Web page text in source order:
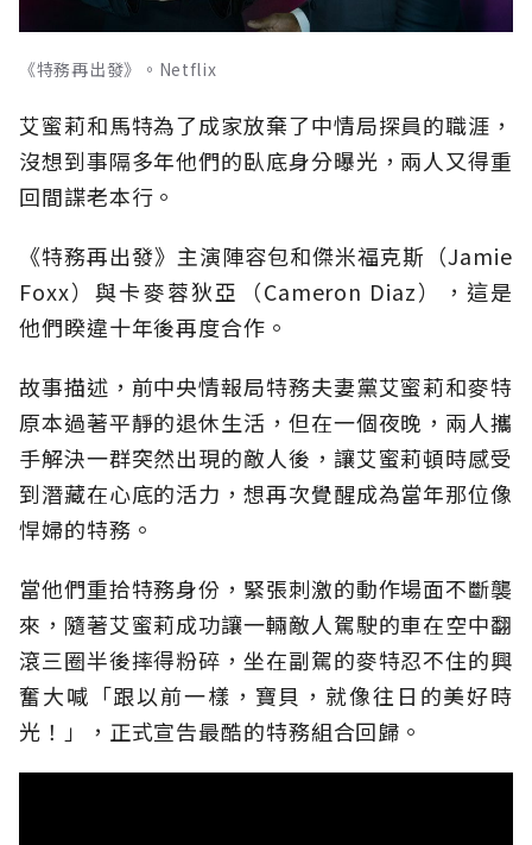
《特務再出發》。Netflix
艾蜜莉和馬特為了成家放棄了中情局探員的職涯，
沒想到事隔多年他們的臥底身分曝光，兩人又得重
回間諜老本行。
《特務再出發》主演陣容包和傑米福克斯（Jamie
Foxx）與卡麥蓉狄亞（Cameron Diaz），這是
他們睽違十年後再度合作。
故事描述，前中央情報局特務夫妻黨艾蜜莉和麥特
原本過著平靜的退休生活，但在一個夜晚，兩人攜
手解決一群突然出現的敵人後，讓艾蜜莉頓時感受
到潛藏在心底的活力，想再次覺醒成為當年那位像
悍婦的特務。
當他們重拾特務身份，緊張刺激的動作場面不斷襲
來，隨著艾蜜莉成功讓一輛敵人駕駛的車在空中翻
滾三圈半後摔得粉碎，坐在副駕的麥特忍不住的興
奮大喊「跟以前一樣，寶貝，就像往日的美好時
光！」，正式宣告最酷的特務組合回歸。